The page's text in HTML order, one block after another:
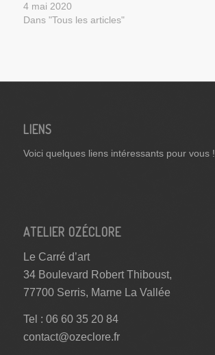
4 mai 2020
Dans "Tous les articles"
LIENS
Voici quelques liens intéressants pour vous !
ATELIER OZÉCLORE
Le Carré d’art
34 Boulevard Robert Thiboust,
77700 Serris, Marne La Vallée
Tel : 06 60 35 20 84
contact@ozeclore.fr